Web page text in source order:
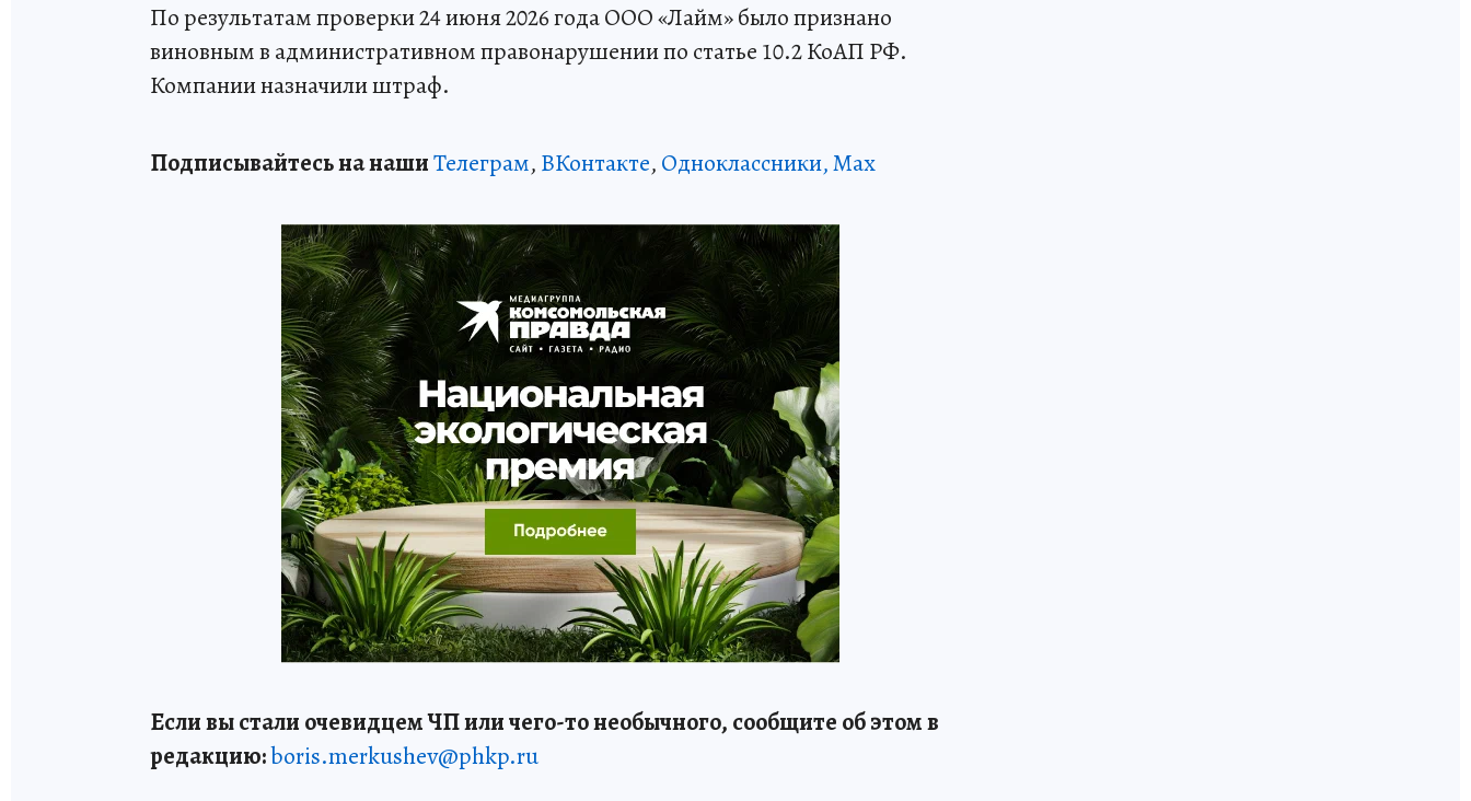
По результатам проверки 24 июня 2026 года ООО «Лайм» было признано
виновным в административном правонарушении по статье 10.2 КоАП РФ.
Компании назначили штраф.
Подписывайтесь на нашиТелеграм, ВКонтакте, Одноклассники,Max
Если вы стали очевидцем ЧП или чего-то необычного, сообщите об этом в
редакцию:boris.merkushev@phkp.ru